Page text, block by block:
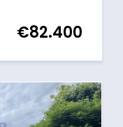
€82.400